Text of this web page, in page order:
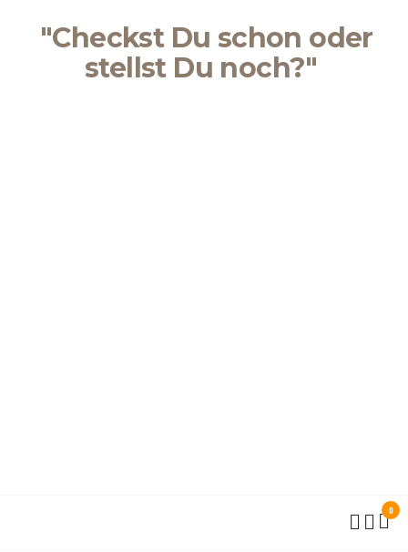
springen"Checkst Du schon oder
stellst Du noch?"
0